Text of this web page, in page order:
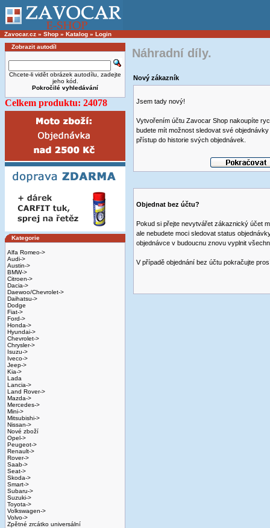
Zavocar.cz » Shop » Katalog » Login
Zobrazit autodíl
Chcete-li vidět obrázek autodílu, zadejte
jeho kód.
Pokročilé vyhledávání
Celkem produktu: 24078
Kategorie
Alfa Romeo->
Audi->
Austin->
BMW->
Citroen->
Dacia->
Daewoo/Chevrolet->
Daihatsu->
Dodge
Fiat->
Ford->
Honda->
Hyundai->
Chevrolet->
Chrysler->
Isuzu->
Iveco->
Jeep->
Kia->
Lada
Lancia->
Land Rover->
Mazda->
Mercedes->
Mini->
Mitsubishi->
Nissan->
Nové zboží
Opel->
Peugeot->
Renault->
Rover->
Saab->
Seat->
Skoda->
Smart->
Subaru->
Suzuki->
Toyota->
Volkswagen->
Volvo->
Zpětné zrcátko universální
Náhradní díly.
Nový zákazník
Jsem tady nový!
Vytvořením účtu Zavocar Shop nakoupíte
budete mít možnost sledovat své objednávky
přístup do historie svých objednávek.
Objednat bez účtu?
Pokud si přejte nevytvářet zákaznický účet
ale nebudete moci sledovat status
objednávce v budoucnu znovu vyplnit
V případě objednání bez účtu pokračujte